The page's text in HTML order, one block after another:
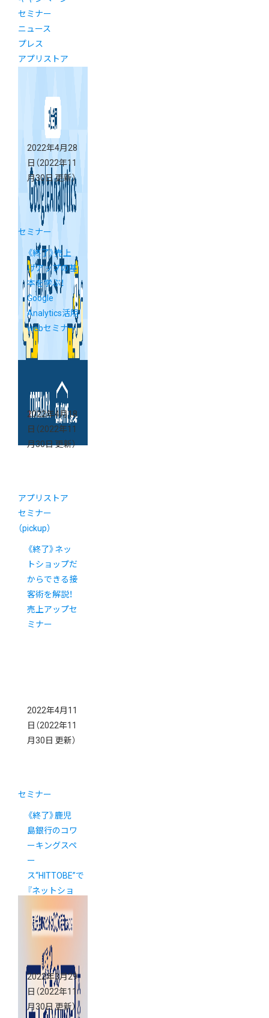
セミナー
ニュース
プレス
アプリストア
2022年4月28
日 （2022年11
月30日 更新）
セミナー
《終了》売上
げアップの基
本を学ぶ！
Google
Analytics活用
webセミナー
2022年4月18
日 （2022年11
月30日 更新）
アプリストア
セミナー
（pickup）
《終了》ネッ
トショップだ
からできる接
客術を解説！
売上アップセ
ミナー
2022年4月11
日 （2022年11
月30日 更新）
セミナー
《終了》鹿児
島銀行のコワ
ーキングスペ
ー
ス“HITTOBE”で
『ネットショ
ナー』を開催
2022年3月29
日 （2022年11
月30日 更新）